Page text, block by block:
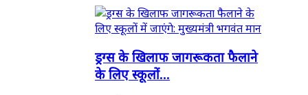
ड्रग्स के खिलाफ जागरूकता फैलाने
के लिए स्कूलों...